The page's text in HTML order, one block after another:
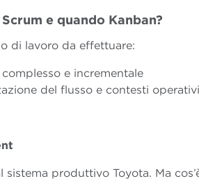
e quando Kanban?
di lavoro da effettuare:
e incrementale
del flusso e contesti
produttivo Toyota. Ma